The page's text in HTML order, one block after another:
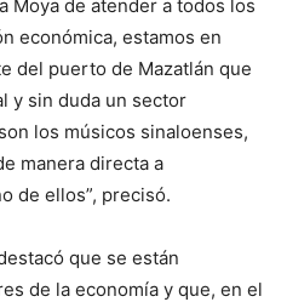
Moya de atender a todos los
económica, estamos en
del puerto de Mazatlán que
y sin duda un sector
los músicos sinaloenses,
manera directa a
de ellos”, precisó.
que se están
de la economía y que, en el